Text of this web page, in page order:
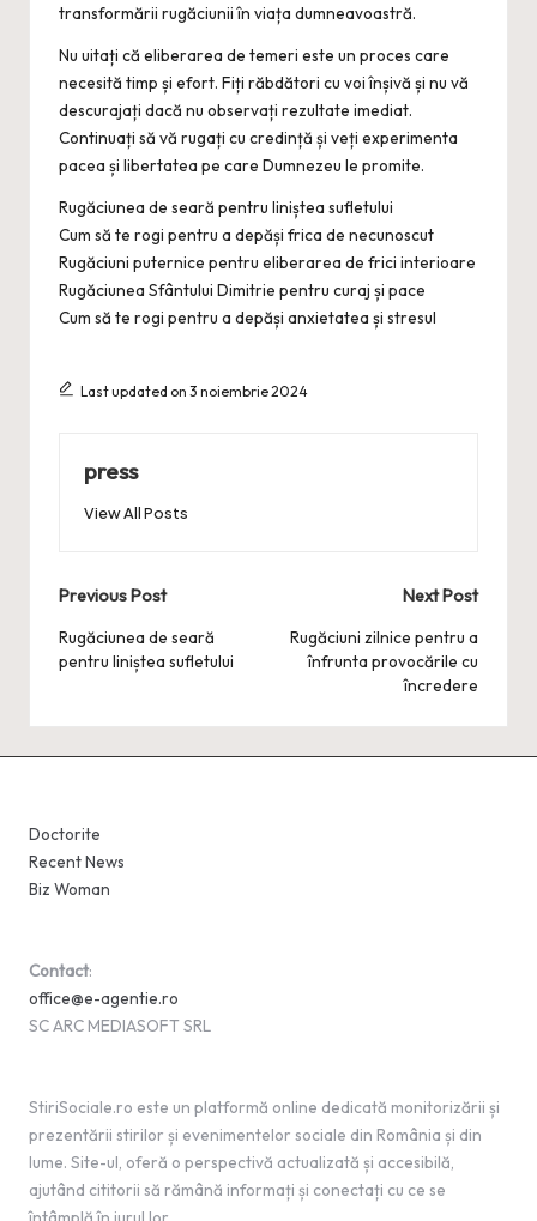
transformării rugăciunii în viața dumneavoastră.
Nu uitați că eliberarea de temeri este un proces care
necesită timp și efort. Fiți răbdători cu voi înșivă și nu vă
descurajați dacă nu observați rezultate imediat.
Continuați să vă rugați cu credință și veți experimenta
pacea și libertatea pe care Dumnezeu le promite.
Rugăciunea de seară pentru liniștea sufletului
Cum să te rogi pentru a depăși frica de necunoscut
Rugăciuni puternice pentru eliberarea de frici interioare
Rugăciunea Sfântului Dimitrie pentru curaj și pace
Cum să te rogi pentru a depăși anxietatea și stresul
Last updated on 3 noiembrie 2024
press
View All Posts
Post
navigation
Previous Post
Rugăciunea de seară
pentru liniștea sufletului
Next Post
Rugăciuni zilnice pentru a
înfrunta provocările cu
încredere
Doctorite
Recent News
Biz Woman
Contact:
office@e-agentie.ro
SC ARC MEDIASOFT SRL
StiriSociale.ro este un platformă online dedicată monitorizării și
prezentării stirilor și evenimentelor sociale din România și din
lume. Site-ul, oferă o perspectivă actualizată și accesibilă,
ajutând cititorii să rămână informați și conectați cu ce se